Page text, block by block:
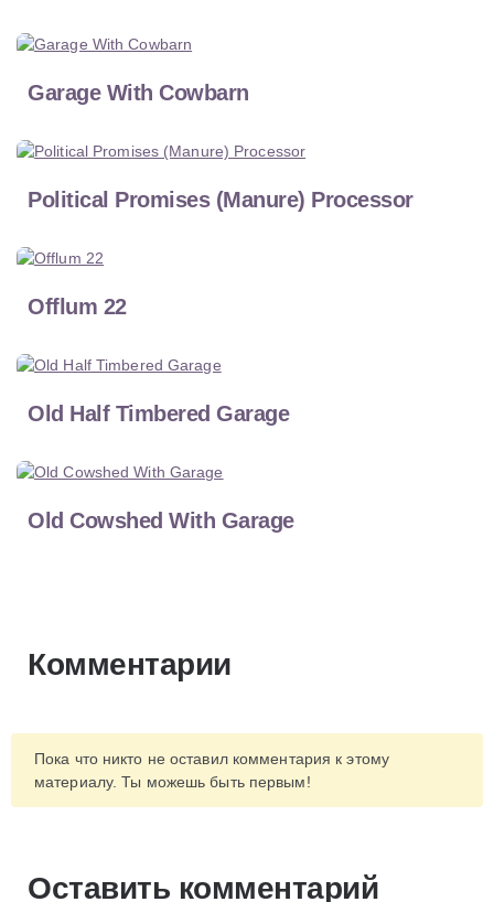
Garage With Cowbarn
Political Promises (Manure) Processor
Offlum 22
Old Half Timbered Garage
Old Cowshed With Garage
Комментарии
Пока что никто не оставил комментария к этому
материалу. Ты можешь быть первым!
Оставить комментарий